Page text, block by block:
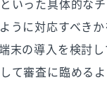
いった具体的な
うに対応すべき
末の導入を検討
て審査に臨める